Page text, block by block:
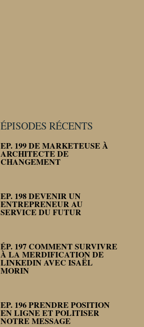
ÉPISODES RÉCENTS
EP. 199 DE MARKETEUSE À
ARCHITECTE DE
CHANGEMENT
EP. 198 DEVENIR UN
ENTREPRENEUR AU
SERVICE DU FUTUR
ÉP. 197 COMMENT SURVIVRE
À LA MERDIFICATION DE
LINKEDIN AVEC ISAËL
MORIN
EP. 196 PRENDRE POSITION
EN LIGNE ET POLITISER
NOTRE MESSAGE